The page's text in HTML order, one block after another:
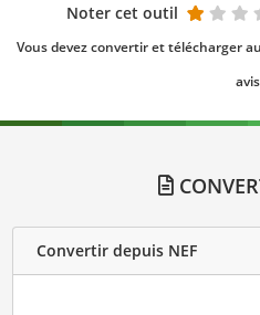
Noter cet outil
Vous devez convertir et télécharger
avis
Convertir depuis NEF